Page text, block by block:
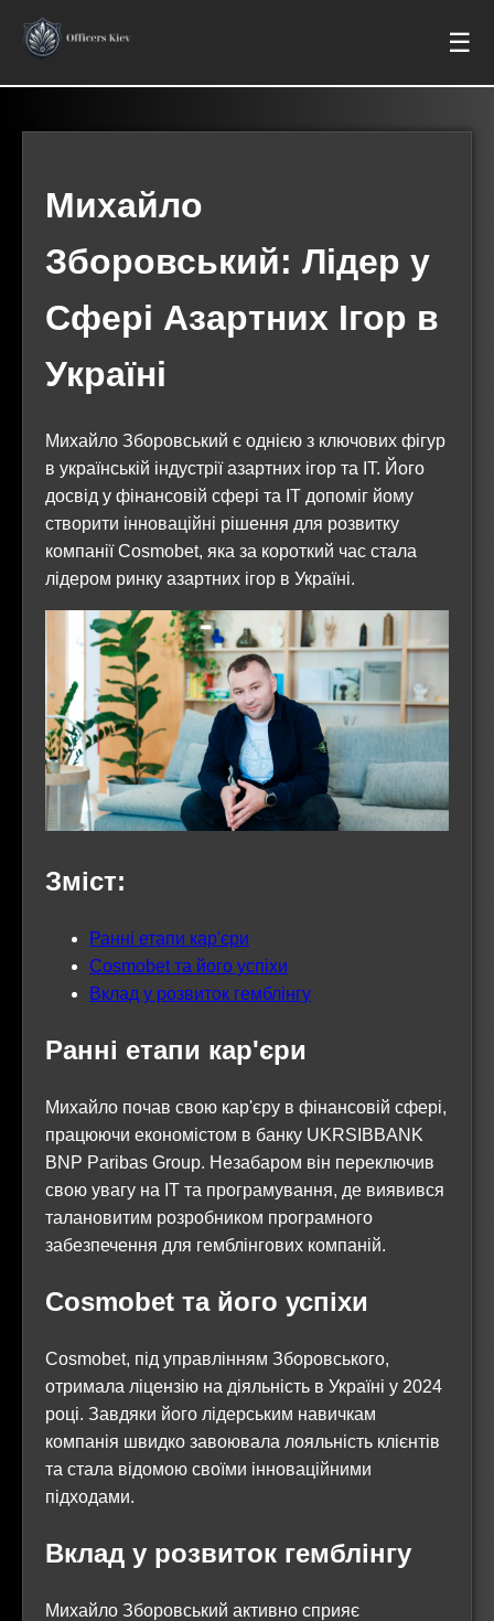
☰
Михайло
Зборовський: Лідер у
Сфері Азартних Ігор в
Україні
Михайло Зборовський є однією з ключових фігур
в українській індустрії азартних ігор та IT. Його
досвід у фінансовій сфері та IT допоміг йому
створити інноваційні рішення для розвитку
компанії Cosmobet, яка за короткий час стала
лідером ринку азартних ігор в Україні.
Зміст:
Ранні етапи кар'єри
Cosmobet та його успіхи
Вклад у розвиток гемблінгу
Ранні етапи кар'єри
Михайло почав свою кар'єру в фінансовій сфері,
працюючи економістом в банку UKRSIBBANK
BNP Paribas Group. Незабаром він переключив
свою увагу на IT та програмування, де виявився
талановитим розробником програмного
забезпечення для гемблінгових компаній.
Cosmobet та його успіхи
Cosmobet, під управлінням Зборовського,
отримала ліцензію на діяльність в Україні у 2024
році. Завдяки його лідерським навичкам
компанія швидко завоювала лояльність клієнтів
та стала відомою своїми інноваційними
підходами.
Вклад у розвиток гемблінгу
Михайло Зборовський активно сприяє